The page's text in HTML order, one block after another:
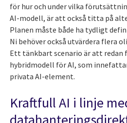
för hur och under vilka
AI-modell, är att också titta på
Planen måste både ha tydligt
Ni behöver också utvärdera flera
Ett tänkbart scenario är att
hybridmodell för AI, som
privata AI-element.
Kraftfull AI i linje